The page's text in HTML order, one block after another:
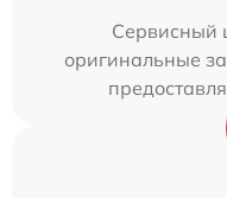
Сервисный
оригинальные